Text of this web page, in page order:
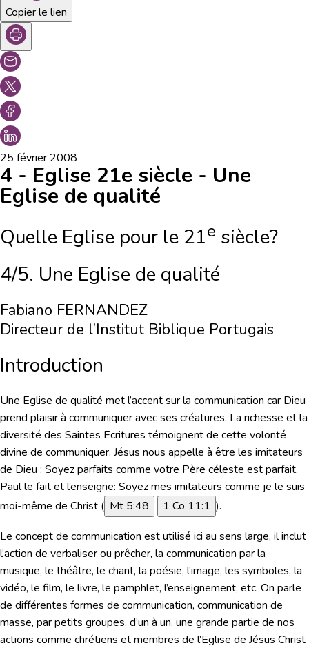
Copier le lien
25 février 2008
4 - Eglise 21e siècle - Une
Eglise de qualité
Quelle Eglise pour le 21e siècle?
4/5. Une Eglise de qualité
Fabiano FERNANDEZ
Directeur de l’Institut Biblique Portugais
Introduction
Une Eglise de qualité met l’accent sur la communication car Dieu
prend plaisir à communiquer avec ses créatures. La richesse et la
diversité des Saintes Ecritures témoignent de cette volonté
divine de communiquer. Jésus nous appelle à être les imitateurs
de Dieu : Soyez parfaits comme votre Père céleste est parfait,
Paul le fait et l’enseigne: Soyez mes imitateurs comme je le suis
moi-même de Christ ( Mt 5:48 1 Co 11:1 ).
Le concept de communication est utilisé ici au sens large, il inclut
l’action de verbaliser ou prêcher, la communication par la
musique, le théâtre, le chant, la poésie, l’image, les symboles, la
vidéo, le film, le livre, le pamphlet, l’enseignement, etc. On parle
de différentes formes de communication, communication de
masse, par petits groupes, d’un à un, une grande partie de nos
actions comme chrétiens et membres de l’Eglise de Jésus Christ